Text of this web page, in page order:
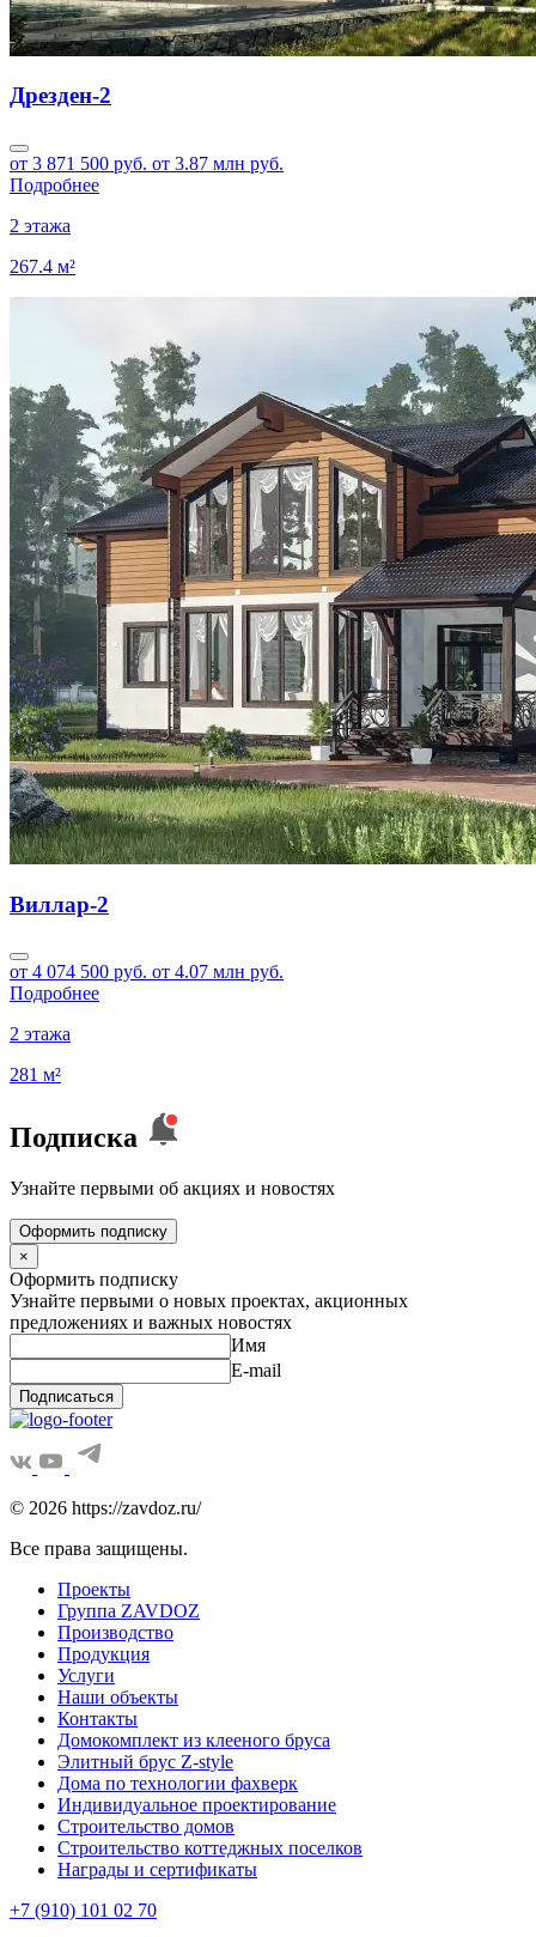
Дрезден-2
от 3 871 500 руб. от 3.87 млн руб.
Подробнее
2 этажа
267.4 м²
Виллар-2
от 4 074 500 руб. от 4.07 млн руб.
Подробнее
2 этажа
281 м²
Подписка
Узнайте первыми об акциях и новостях
Оформить подписку
×
Оформить подписку
Узнайте первыми о новых проектах, акционных
предложениях и важных новостях
Имя
E-mail
Подписаться
© 2026 https://zavdoz.ru/
Все права защищены.
Проекты
Группа ZAVDOZ
Производство
Продукция
Услуги
Наши объекты
Контакты
Домокомплект из клееного бруса
Элитный брус Z-style
Дома по технологии фахверк
Индивидуальное проектирование
Строительство домов
Строительство коттеджных поселков
Награды и сертификаты
+7 (910) 101 02 70